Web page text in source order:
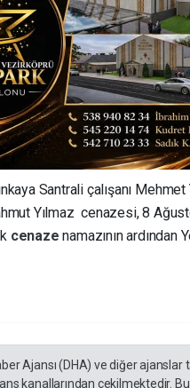
Santrali çalışanı
Yılmaz cenazesi, 8
cenazenamazının ardından
Ajansı (DHA) ve diğer ajanslar
kanallarından çekilmektedir.